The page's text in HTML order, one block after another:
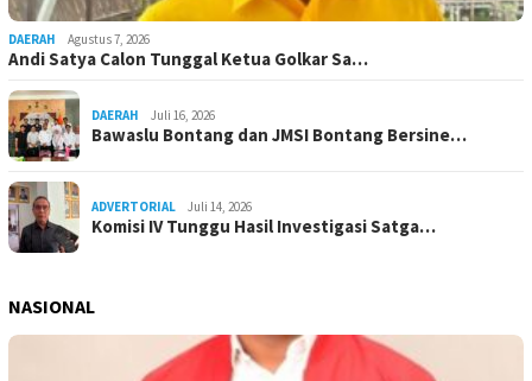
DAERAH Agustus 7, 2026
Andi Satya Calon Tunggal Ketua Golkar Sa…
DAERAH Juli 16, 2026
Bawaslu Bontang dan JMSI Bontang Bersine…
ADVERTORIAL Juli 14, 2026
Komisi IV Tunggu Hasil Investigasi Satga…
NASIONAL